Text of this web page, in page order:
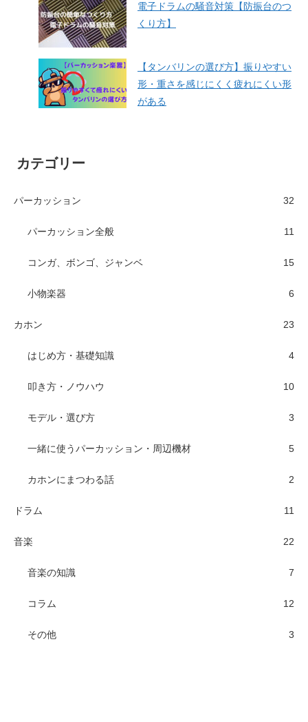
電子ドラムの騒音対策【防振台のつ
くり方】
【タンバリンの選び方】振りやすい
形・重さを感じにくく疲れにくい形
がある
カテゴリー
パーカッション 32
パーカッション全般 11
コンガ、ボンゴ、ジャンベ 15
小物楽器 6
カホン 23
はじめ方・基礎知識 4
叩き方・ノウハウ 10
モデル・選び方 3
一緒に使うパーカッション・周辺機材 5
カホンにまつわる話 2
ドラム 11
音楽 22
音楽の知識 7
コラム 12
その他 3